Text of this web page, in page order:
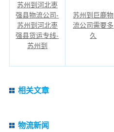
苏州到河北枣
强县物流公司-
苏州到河北枣
强县货运专线-
苏州到
苏州到巨鹿物
流公司需要多
久
相关文章
物流新闻